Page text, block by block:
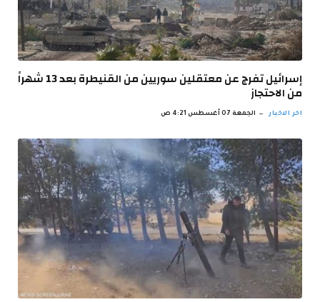
إسرائيل تفرج عن معتقلين سوريين من القنيطرة بعد 13 شهراً
من الاحتجاز
اخر الاخبار الجمعة 07 أغسطس 4:21 ص